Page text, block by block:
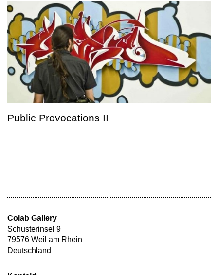
Public Provocations II
Colab Gallery
Schusterinsel 9
79576 Weil am Rhein
Deutschland